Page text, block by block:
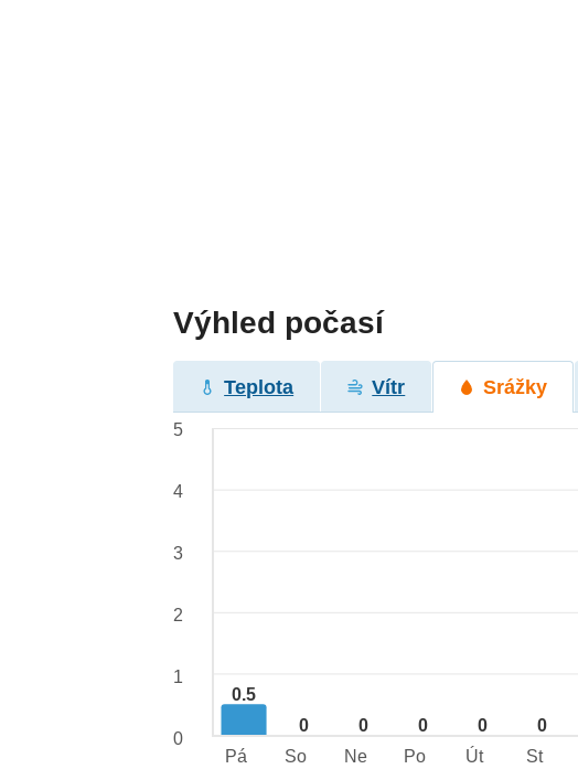
Výhled počasí
Teplota Vítr Srážky
0.5
0 0 0 0 0
5
4
3
2
1
0
Pá
So Ne Po Út St